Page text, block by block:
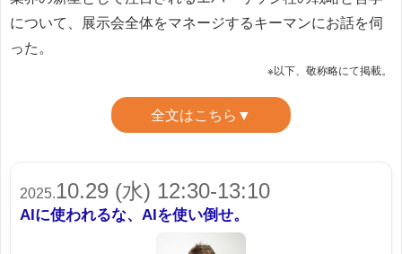
について、展示会全体をマネージするキーマンにお話を伺
った。
※以下、敬称略にて掲載。
全文はこちら▼
2025.10.29 (水) 12:30-13:10
AIに使われるな、AIを使い倒せ。